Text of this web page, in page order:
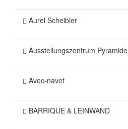
Aurel Scheibler
Ausstellungszentrum Pyramide
Avec-navet
BARRIQUE & LEINWAND